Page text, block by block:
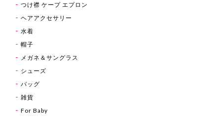
つけ襟 ケープ エプロン
ヘアアクセサリー
水着
帽子
メガネ＆サングラス
シューズ
バッグ
雑貨
For Baby